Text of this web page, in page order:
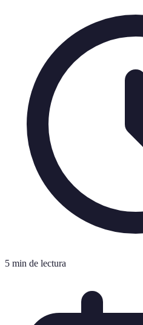
5 min de lectura